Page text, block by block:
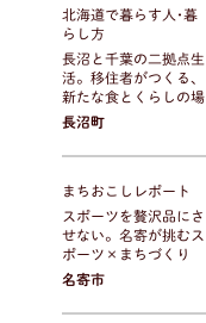
北海道で暮らす人･暮
らし方
長沼と千葉の二拠点生
活。移住者がつくる、
新たな食とくらしの場
長沼町
まちおこしレポート
スポーツを贅沢品にさ
せない。名寄が挑むス
ポーツ×まちづくり
名寄市